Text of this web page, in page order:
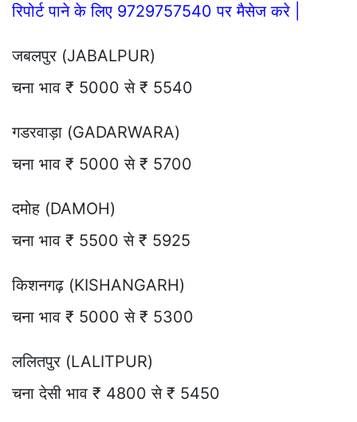
रिपोर्ट पाने के लिए 9729757540 पर मैसेज करे |
जबलपुर (JABALPUR)
चना भाव ₹ 5000 से ₹ 5540
गडरवाड़ा (GADARWARA)
चना भाव ₹ 5000 से ₹ 5700
दमोह (DAMOH)
चना भाव ₹ 5500 से ₹ 5925
किशनगढ़ (KISHANGARH)
चना भाव ₹ 5000 से ₹ 5300
ललितपुर (LALITPUR)
चना देसी भाव ₹ 4800 से ₹ 5450